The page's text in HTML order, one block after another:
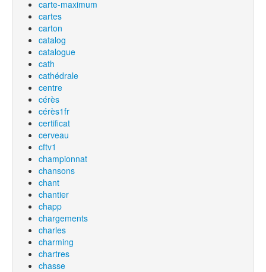
carte-maximum
cartes
carton
catalog
catalogue
cath
cathédrale
centre
cérès
cérès1fr
certificat
cerveau
cftv1
championnat
chansons
chant
chantier
chapp
chargements
charles
charming
chartres
chasse